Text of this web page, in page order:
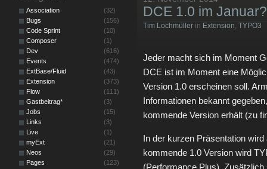
DCE 1.0 im Januar?
Tim Lochmüller in Extension, TYPO3
Jeder macht sich im Moment
DCE ist im Moment eine
Version 1.0 erscheinen soll.
Informationen bekannt
kommende Version erhält (zu
In der kurzen Präsentation
kommende 1.0 Version wird
(Performance Plus).
Association
(32)
Bugs
(156)
Code Sprint
(10)
Composer
(1)
Dev
(616)
Events
(474)
ExtBase/Fluid
(43)
Extension
(373)
Flow
(111)
Gastbeitrag*
(3)
Jobs
(15)
Links
(3)
Live
(1)
myExt
(21)
Neos
(29)
Pages
(123)